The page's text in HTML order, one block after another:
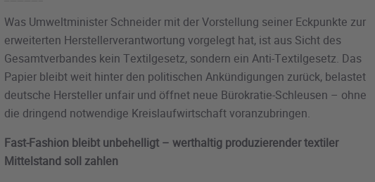
Was Umweltminister Schneider mit der Vorstellung seiner Eckpunkte zur
erweiterten Herstellerverantwortung vorgelegt hat, ist aus Sicht des
Gesamtverbandes kein Textilgesetz, sondern ein Anti-Textilgesetz. Das
Papier bleibt weit hinter den politischen Ankündigungen zurück, belastet
deutsche Hersteller unfair und öffnet neue Bürokratie-Schleusen – ohne
die dringend notwendige Kreislaufwirtschaft voranzubringen.
Fast-Fashion bleibt unbehelligt – werthaltig produzierender textiler
Mittelstand soll zahlen